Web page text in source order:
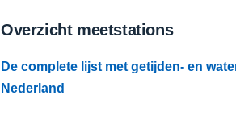
Overzicht meetstations
De complete lijst met getijden- en
Nederland